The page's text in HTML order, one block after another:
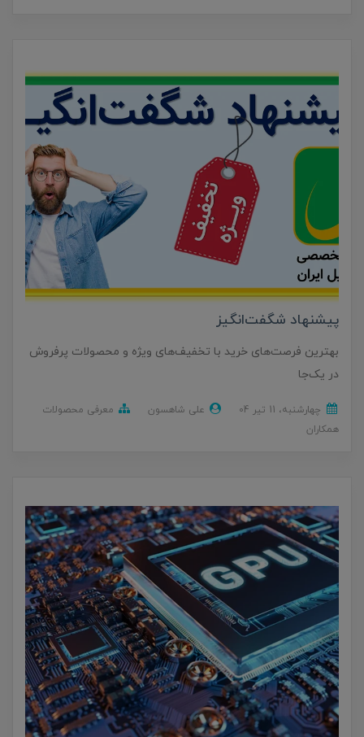
پیشنهاد شگفت‌انگیز
بهترین فرصت‌های خرید با تخفیف‌های ویژه و محصولات پرفروش
در یک‌جا
چهارشنبه، 11 تير 04 علی شاهسون
معرفی محصولات
همکاران